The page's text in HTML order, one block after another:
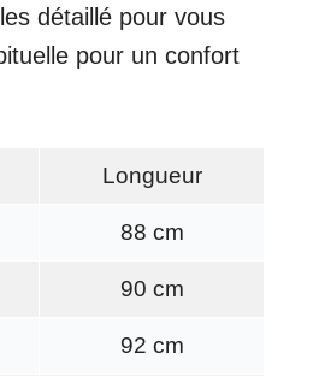
détaillé pour vous
pour un confort
Longueur
88 cm
90 cm
92 cm